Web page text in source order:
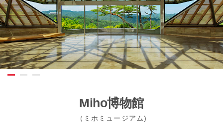
Miho博物館
（ミホミュージアム)